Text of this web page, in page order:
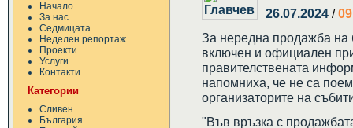
Начало
За нас
Седмицата
Неделен репортаж
Проекти
Услуги
Контакти
Категории
Сливен
България
26.07.2024 /
За нередна продажба на
включен и официален
правителствената
напомниха, че не са
организаторите на
"Във връзка с